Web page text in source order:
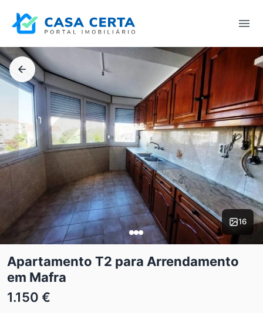
16
Apartamento T2 para Arrendamento
em Mafra
1.150 €